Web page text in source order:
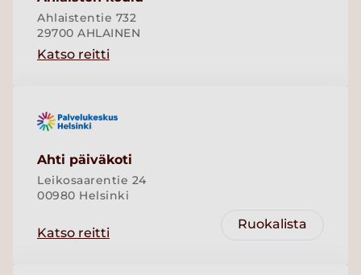
Ahlaistentie 732
29700 AHLAINEN
Katso reitti
Ahti päiväkoti
Leikosaarentie 24
00980 Helsinki
Katso reitti
Ruokalista